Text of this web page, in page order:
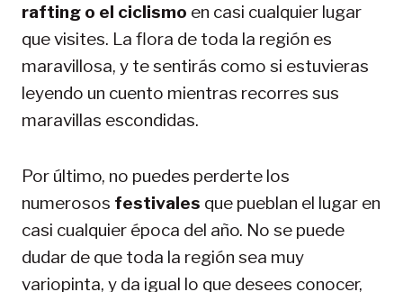
rafting o el ciclismo en casi cualquier lugar
que visites. La flora de toda la región es
maravillosa, y te sentirás como si estuvieras
leyendo un cuento mientras recorres sus
maravillas escondidas.
Por último, no puedes perderte los
numerosos festivales que pueblan el lugar en
casi cualquier época del año. No se puede
dudar de que toda la región sea muy
variopinta, y da igual lo que desees conocer,